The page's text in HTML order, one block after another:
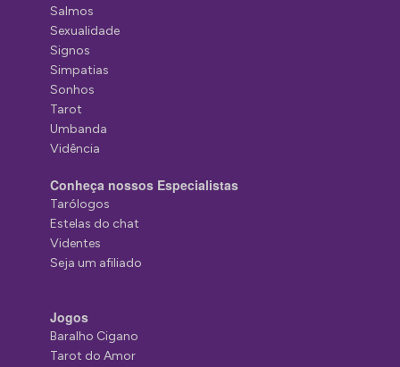
Salmos
Sexualidade
Signos
Simpatias
Sonhos
Tarot
Umbanda
Vidência
Conheça nossos Especialistas
Tarólogos
Estelas do chat
Videntes
Seja um afiliado
Jogos
Baralho Cigano
Tarot do Amor